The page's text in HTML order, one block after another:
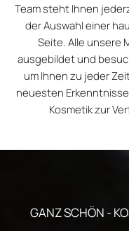
Team steht Ihnen
der Auswahl einer
Seite. Alle unsere
ausgebildet und
um Ihnen zu jeder
neuesten
Kosmetik zur
GANZ SCHÖN -